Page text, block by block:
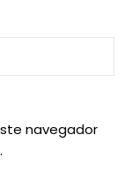
navegador